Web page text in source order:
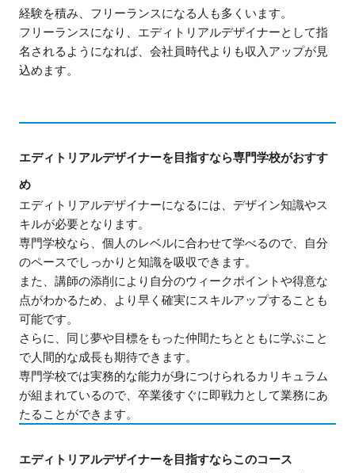
経験を積み、フリーランスになる人も多くいます。
フリーランスになり、エディトリアルデザイナーとして指
名されるようになれば、会社員時代よりも収入アップが見
込めます。
エディトリアルデザイナーを目指すなら専門学校がおすす
め
エディトリアルデザイナーになるには、デザイン知識やス
キルが必要となります。
専門学校なら、個人のレベルに合わせて学べるので、自分
のペースでしっかりと知識を吸収できます。
また、講師の添削により自分のウィークポイントや得意な
点がわかるため、より早く確実にスキルアップすることも
可能です。
さらに、同じ夢や目標をもった仲間たちとともに学ぶこと
で人間的な成長も期待できます。
専門学校では実務的な能力が身につけられるカリキュラム
が組まれているので、卒業後すぐに即戦力として業務にあ
たることができます。
エディトリアルデザイナーを目指すならこのコース